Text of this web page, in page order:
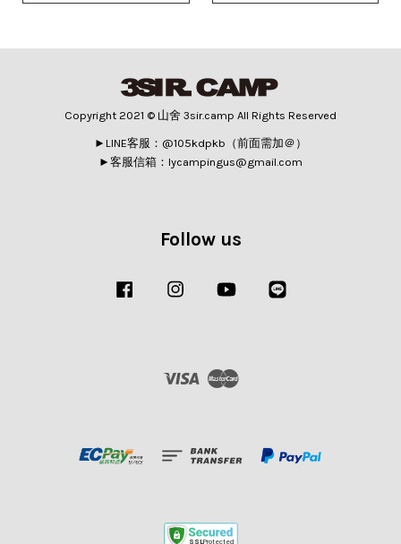
Copyright 2021 © 山舍 3sir.camp All Rights Reserved
►LINE客服：@105kdpkb（前面需加＠）
►客服信箱：lycampingus@gmail.com
Follow us
Facebook Instagram YouTube
Visa Master